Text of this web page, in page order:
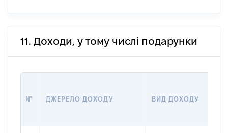
11. Доходи, у тому числі подарунки
№ ДЖЕРЕЛО ДОХОДУ ВИД ДОХОДУ